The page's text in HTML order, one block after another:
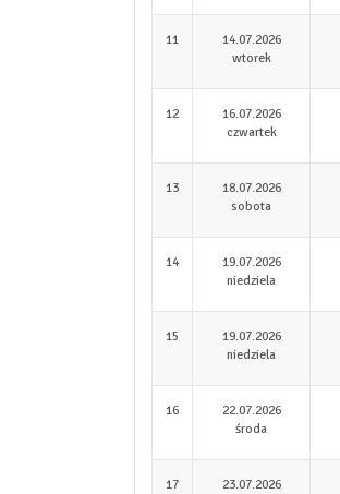
11
14.07.2026
wtorek
12
16.07.2026
czwartek
13
18.07.2026
sobota
14
19.07.2026
niedziela
15
19.07.2026
niedziela
16
22.07.2026
środa
17
23.07.2026